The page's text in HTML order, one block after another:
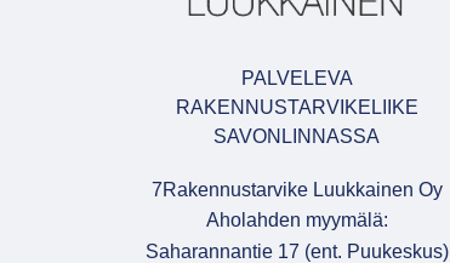
PALVELEVA
RAKENNUSTARVIKELIIKE
SAVONLINNASSA
7Rakennustarvike Luukkainen Oy
Aholahden myymälä:
Saharannantie 17 (ent. Puukeskus)